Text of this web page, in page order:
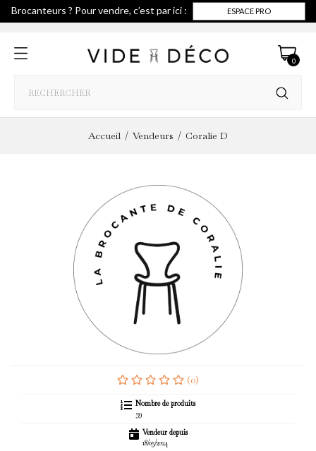
Brocanteurs ? Pour vendre, c’est par ici : ESPACE PRO
0
Accueil Vendeurs Coralie D
(0)
Nombre de produits
39
Vendeur depuis
18/05/2024